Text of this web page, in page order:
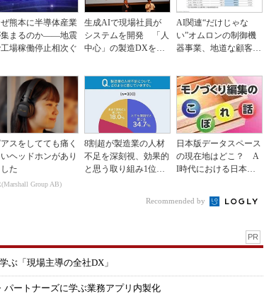
熊本に半導体産業
集まるのか――地震
場稼働停止相次ぐ
生成AIで現場社員が
システムを開発 「人
中心」の製造DXを自
AI関連“だけじゃな
い”オムロンの制御機
器事業、地道な顧客基
アスをしてても痛く
ヘッドホンがあり
た
Group AB)
8割超が製造業の人材
不足を深刻視、効果的
と思う取り組み1位は
日本版データスペース
の現在地はどこ？ A
I時代における日本の
Recommended by
PR
ぶ「現場主導の全社DX」
ートナーズに学ぶ業務アプリ内製化